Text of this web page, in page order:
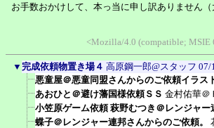
お手数おかけして、本っ当に申し訳ありません（
<Mozilla/4.0 (compatible; MSIE
▼ 完成依頼物置き場４ 高原鋼一郎@スタッフ 07/
悪童屋＠悪童同盟さんからのご依頼イラス
あおひと＠避け藩国様依頼ＳＳ 金村佑華＠
小笠原ゲーム依頼 萩野むつき＠レンジャ
蝶子＠レンジャー連邦さんからのご依頼。